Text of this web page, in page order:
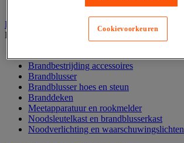
Brandpreventie
Bekijk de hele productgroep
Brandbestrijding accessoires
Brandblusser
Brandblusser hoes en steun
Branddeken
Meetapparatuur en rookmelder
Noodsleutelkast en brandblusserkast
Noodverlichting en waarschuwingslichten
Cookievoorkeuren